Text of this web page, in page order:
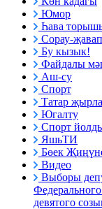
Юмор
Һава
Сорау-җавап
Бу кызык!
Файдалы
Аш-су
Спорт
Татар
Югалту
Спорт
ЯшьТИ
Бөек
Видео
Выборы
девятого